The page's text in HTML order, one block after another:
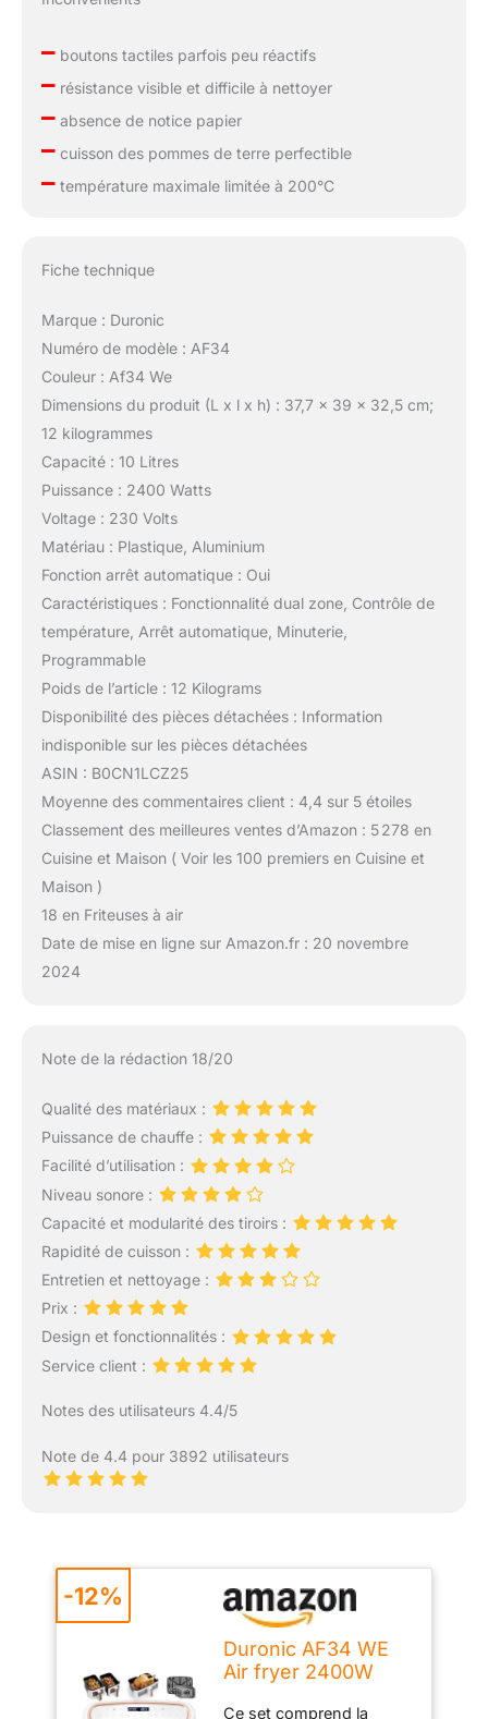
–boutons tactiles parfois peu réactifs
–résistance visible et difficile à nettoyer
–absence de notice papier
–cuisson des pommes de terre perfectible
–température maximale limitée à 200°C
Fiche technique
Marque : Duronic
Numéro de modèle : AF34
Couleur : Af34 We
Dimensions du produit (L x l x h) : 37,7 x 39 x 32,5 cm;
12 kilogrammes
Capacité : 10 Litres
Puissance : 2400 Watts
Voltage : 230 Volts
Matériau : Plastique, Aluminium
Fonction arrêt automatique : Oui
Caractéristiques : Fonctionnalité dual zone, Contrôle de
température, Arrêt automatique, Minuterie,
Programmable
Poids de l’article : 12 Kilograms
Disponibilité des pièces détachées : Information
indisponible sur les pièces détachées
ASIN : B0CN1LCZ25
Moyenne des commentaires client : 4,4 sur 5 étoiles
Classement des meilleures ventes d’Amazon : 5 278 en
Cuisine et Maison ( Voir les 100 premiers en Cuisine et
Maison )
18 en Friteuses à air
Date de mise en ligne sur Amazon.fr : 20 novembre
2024
Note de la rédaction 18/20
Qualité des matériaux :
Puissance de chauffe :
Facilité d’utilisation :
Niveau sonore :
Capacité et modularité des tiroirs :
Rapidité de cuisson :
Entretien et nettoyage :
Prix :
Design et fonctionnalités :
Service client :
Notes des utilisateurs 4.4/5
Note de 4.4 pour 3892 utilisateurs
Duronic AF34 WE
Air fryer 2400W
Ce set comprend la
-12%